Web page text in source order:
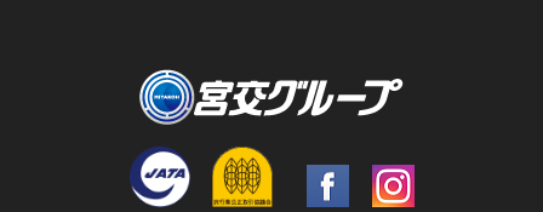
FacebookInstagram